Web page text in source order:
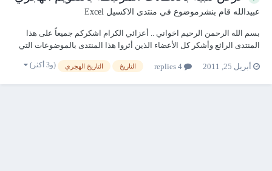
عبيدالله قام بنشرموضوع في منتدى الاكسيل Excel
بسم الله الرحمن الرحيم اخواني .. أعزائي الكرام اشكركم جميعاً على هذا
المنتدى الرائع وأشكر كل الأعضاء الذين أثروا هذا المنتدى بالموضوعات التي
عمود اكتب فيه التاريخ فإن كان التاريخ يوافق يوم عطلة رسمية تظهر ملاحظة
أبريل 25, 2011 التاريخ التاريخ الهجري (و3 أكثر)